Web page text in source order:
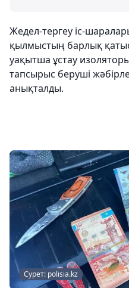
Жедел-тергеу іс-
қылмыстың барлық
уақытша ұстау
тапсырыс беруші
анықталды.
Сурет: polisia.kz